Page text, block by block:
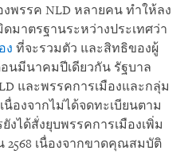
พรรค NLD หลายคน ทำให้ลง
ดมาตรฐานระหว่างประเทศว่า
ง ที่จะรวมตัว และสิทธิของผู้
นมีนาคมปีเดียวกัน รัฐบาล
และพรรคการเมืองและกลุ่ม
นื่องจากไม่ได้จดทะเบียนตาม
ได้สั่งยุบพรรคการเมืองเพิ่ม
2568 เนื่องจากขาดคุณสมบัติ